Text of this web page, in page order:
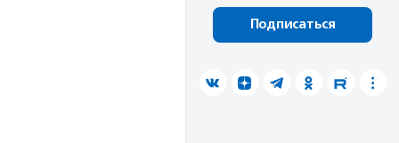
Подписаться